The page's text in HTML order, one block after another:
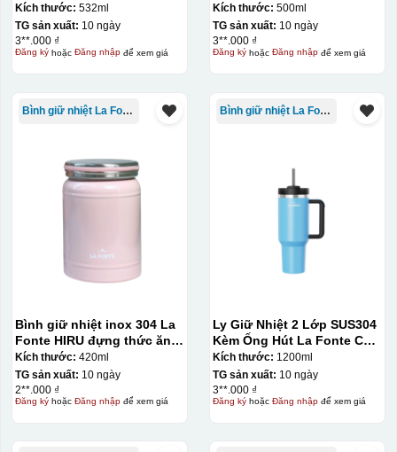
Kích thước: 532ml
TG sản xuất: 10 ngày
3**.000 ₫
Đăng kýhoặc Đăng nhậpđể xem giá
Kích thước: 500ml
TG sản xuất: 10 ngày
3**.000 ₫
Đăng kýhoặc Đăng nhậpđể xem giá
Bình giữ nhiệt La Fonte
Bình giữ nhiệt inox 304 La
Fonte HIRU đựng thức ăn
420 ml – 012348
Kích thước: 420ml
TG sản xuất: 10 ngày
2**.000 ₫
Đăng kýhoặc Đăng nhậpđể xem giá
Bình giữ nhiệt La Fonte
Ly Giữ Nhiệt 2 Lớp SUS304
Kèm Ống Hút La Fonte Có
Tay Cầm 1200ml
Kích thước: 1200ml
TG sản xuất: 10 ngày
3**.000 ₫
Đăng kýhoặc Đăng nhậpđể xem giá